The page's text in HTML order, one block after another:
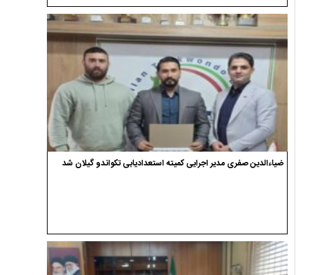
ضیاءالدین صفری مدیر اجرایی کمیته استعدادیابی تکواندو گیلان شد